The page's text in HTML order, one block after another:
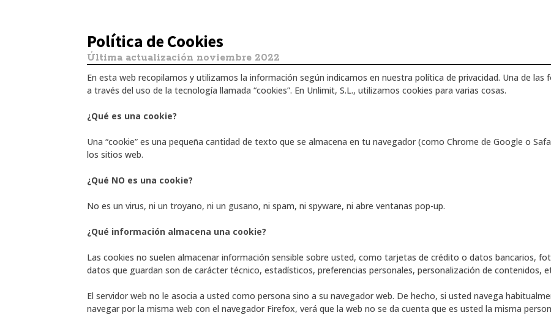
Política de Cookies
Última actualización noviembre 2022
En esta web recopilamos y utilizamos la información según indicamos en nuestra política de privacidad. Una de
a través del uso de la tecnología llamada “cookies”. En Unlimit, S.L., utilizamos cookies para varias cosas.
¿Qué es una cookie?
Una “cookie” es una pequeña cantidad de texto que se almacena en tu navegador (como Chrome de Google o
los sitios web.
¿Qué NO es una cookie?
No es un virus, ni un troyano, ni un gusano, ni spam, ni spyware, ni abre ventanas pop-up.
¿Qué información almacena una cookie?
Las cookies no suelen almacenar información sensible sobre usted, como tarjetas de crédito o datos bancarios,
datos que guardan son de carácter técnico, estadísticos, preferencias personales, personalización de contenidos,
El servidor web no le asocia a usted como persona sino a su navegador web. De hecho, si usted navega
navegar por la misma web con el navegador Firefox, verá que la web no se da cuenta que es usted la misma